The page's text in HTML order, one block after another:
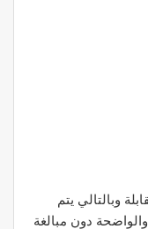
وبالتالي يتم
دون مبالغة